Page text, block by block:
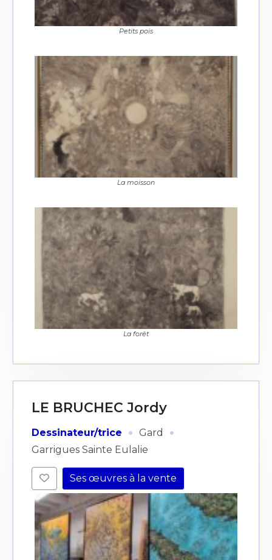
Petits pois
La moisson
La forêt
LE BRUCHEC Jordy
Dessinateur/trice · Gard ·
Garrigues Sainte Eulalie
Ses œuvres à la vente